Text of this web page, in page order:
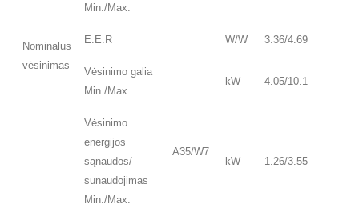
Nominalus
vėsinimas
Min./Max.
E.E.R W/W 3.36/4.69
Vėsinimo galia
Min./Max
A35/W7
kW 4.05/10.1
Vėsinimo
energijos
sąnaudos/
sunaudojimas
Min./Max.
kW 1.26/3.55